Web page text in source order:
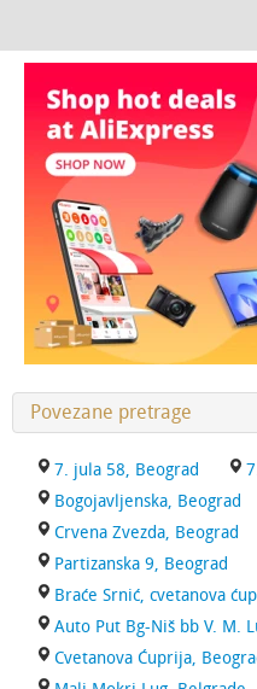
Povezane pretrage
7. jula 58, Beograd
Bogojavljenska, Beograd
Crvena Zvezda, Beograd
Partizanska 9, Beograd
Braće Srnić, cvetanova
Auto Put Bg-Niš bb V. M.
Cvetanova Ćuprija,